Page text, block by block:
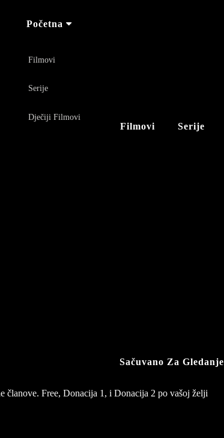
Početna
Filmovi
Serije
Dječiji Filmovi
Filmovi Serije
Sačuvano Za Gledanje
članove. Free, Donacija 1, i Donacija 2 po vašoj želji